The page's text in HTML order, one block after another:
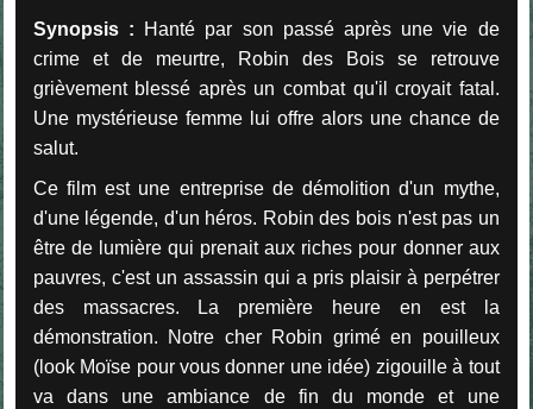
Synopsis : Hanté par son passé après une vie de
crime et de meurtre, Robin des Bois se retrouve
grièvement blessé après un combat qu'il croyait fatal.
Une mystérieuse femme lui offre alors une chance de
salut.
Ce film est une entreprise de démolition d'un mythe,
d'une légende, d'un héros. Robin des bois n'est pas un
être de lumière qui prenait aux riches pour donner aux
pauvres, c'est un assassin qui a pris plaisir à perpétrer
des massacres. La première heure en est la
démonstration. Notre cher Robin grimé en pouilleux
(look Moïse pour vous donner une idée) zigouille à tout
va dans une ambiance de fin du monde et une